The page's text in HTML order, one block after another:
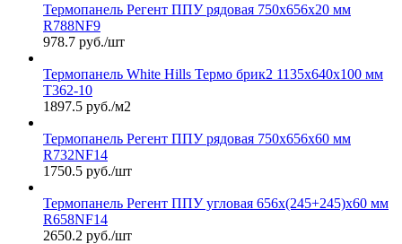
Термопанель Регент ППУ рядовая 750х656х20 мм
R788NF9
978.7 руб./шт
Термопанель White Hills Термо брик2 1135х640х100 мм
Т362-10
1897.5 руб./м2
Термопанель Регент ППУ рядовая 750х656х60 мм
R732NF14
1750.5 руб./шт
Термопанель Регент ППУ угловая 656х(245+245)х60 мм
R658NF14
2650.2 руб./шт